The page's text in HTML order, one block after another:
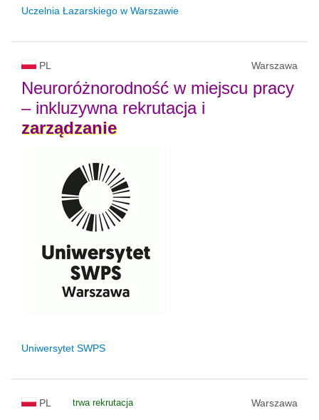
Uczelnia Łazarskiego w Warszawie
PL Warszawa
Neuroróżnorodność w miejscu pracy
– inkluzywna rekrutacja i
zarządzanie
Uniwersytet SWPS
PL trwa rekrutacja Warszawa